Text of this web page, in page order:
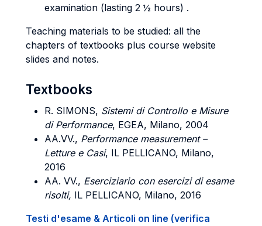
examination (lasting 2 ½ hours) .
Teaching materials to be studied: all the
chapters of textbooks plus course website
slides and notes.
Textbooks
R. SIMONS, Sistemi di Controllo e Misure
di Performance, EGEA, Milano, 2004
AA.VV., Performance measurement –
Letture e Casi, IL PELLICANO, Milano,
2016
AA. VV., Eserciziario con esercizi di esame
risolti, IL PELLICANO, Milano, 2016
Testi d'esame & Articoli on line (verifica